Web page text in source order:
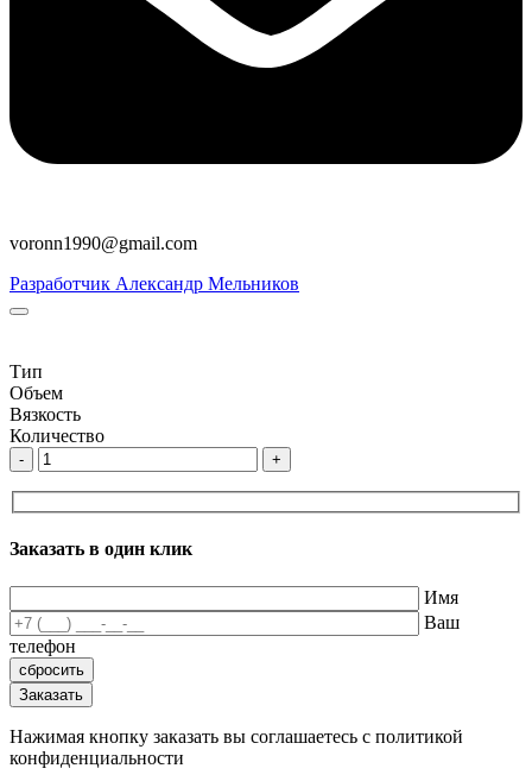
voronn1990@gmail.com
Разработчик Александр Мельников
Тип
Объем
Вязкость
Количество
- +
Заказать в один клик
Имя
Ваш
телефон
Нажимая кнопку заказать вы соглашаетесь с политикой
конфиденциальности